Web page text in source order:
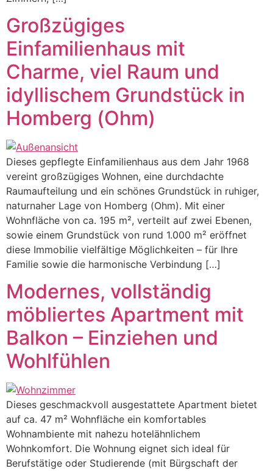
Großzügiges
Einfamilienhaus mit
Charme, viel Raum und
idyllischem Grundstück in
Homberg (Ohm)
Dieses gepflegte Einfamilienhaus aus dem Jahr 1968
vereint großzügiges Wohnen, eine durchdachte
Raumaufteilung und ein schönes Grundstück in ruhiger,
naturnaher Lage von Homberg (Ohm). Mit einer
Wohnfläche von ca. 195 m², verteilt auf zwei Ebenen,
sowie einem Grundstück von rund 1.000 m² eröffnet
diese Immobilie vielfältige Möglichkeiten – für Ihre
Familie sowie die harmonische Verbindung […]
Modernes, vollständig
möbliertes Apartment mit
Balkon – Einziehen und
Wohlfühlen
Dieses geschmackvoll ausgestattete Apartment bietet
auf ca. 47 m² Wohnfläche ein komfortables
Wohnambiente mit nahezu hotelähnlichem
Wohnkomfort. Die Wohnung eignet sich ideal für
Berufstätige oder Studierende (mit Bürgschaft der